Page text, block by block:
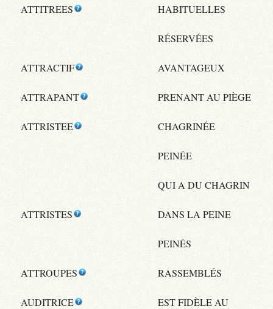
ATTITREES HABITUELLES
RÉSERVÉES
ATTRACTIF AVANTAGEUX
ATTRAPANT PRENANT AU PIÈGE
ATTRISTEE CHAGRINÉE
PEINÉE
QUI A DU CHAGRIN
ATTRISTES DANS LA PEINE
PEINÉS
ATTROUPES RASSEMBLÉS
AUDITRICE
EST FIDÈLE AU